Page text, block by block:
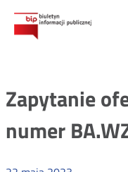
Zapytanie
numer